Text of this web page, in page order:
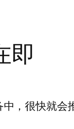
即
，很快就会